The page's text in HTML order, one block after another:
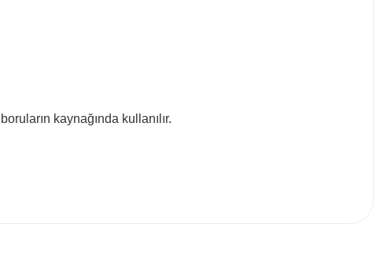
kaynağında kullanılır.